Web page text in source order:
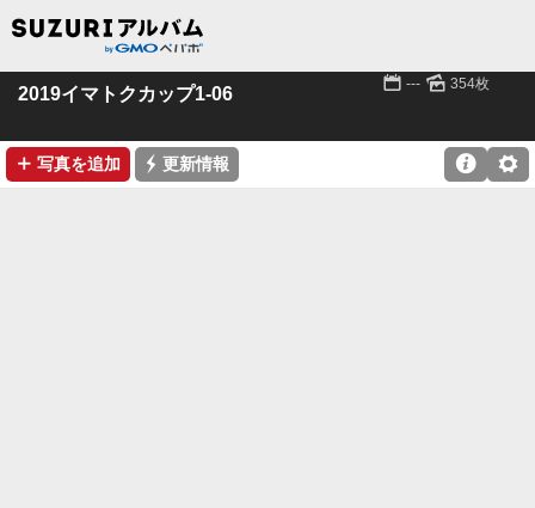
2019イマトクカップ1-06 📅 --- 🌄 354枚
➕ 写真を追加 ⚡ 更新情報 ⚙
